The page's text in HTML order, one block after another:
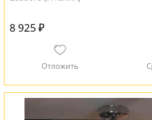
8 925 ₽